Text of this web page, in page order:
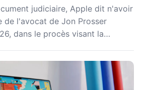
judiciaire, Apple dit n'avoir
de l'avocat de Jon Prosser
dans le procès visant la…